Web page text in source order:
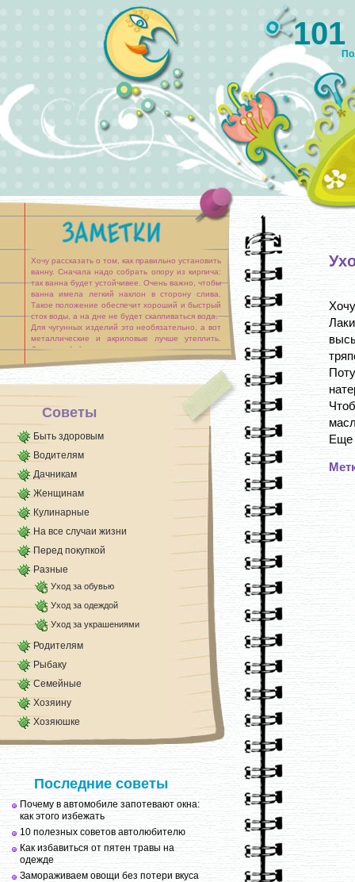
Хочу рассказать о том, как правильно установить
ванну. Сначала надо собрать опору из кирпича:
так ванна будет устойчивее. Очень важно, чтобы
ванна имела легкий наклон в сторону слива.
Такое положение обеспечит хороший и быстрый
сток воды, а на дне не будет скапливаться вода.
Для чугунных изделий это необязательно, а вот
металлические и акриловые лучше утеплить.
Делается [...]
Советы
Быть здоровым
Водителям
Дачникам
Женщинам
Кулинарные
На все случаи жизни
Перед покупкой
Разные
Уход за обувью
Уход за одеждой
Уход за украшениями
Родителям
Рыбаку
Семейные
Хозяину
Хозяюшке
Последние советы
Почему в автомобиле запотевают окна:
как этого избежать
10 полезных советов автолюбителю
Как избавиться от пятен травы на
одежде
Замораживаем овощи без потери вкуса
Еще